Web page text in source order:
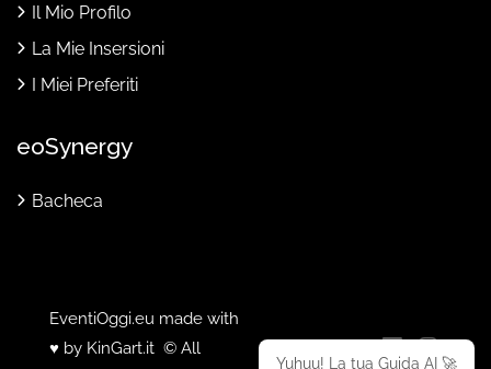
Il Mio Profilo
La Mie Insersioni
I Miei Preferiti
eoSynergy
Bacheca
EventiOggi.eu made with
♥ by KinGart.it © All
Yuhuu! La tua Guida AI 🚀